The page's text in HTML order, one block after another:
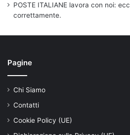
POSTE ITALIANE lavora con noi:
correttamente.
Pagine
Chi Siamo
Contatti
Cookie Policy (UE)